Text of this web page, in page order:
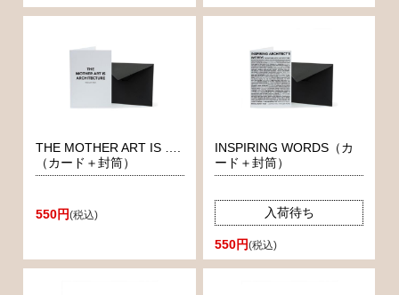
THE MOTHER ART IS ….
（カード＋封筒）
550円(税込)
INSPIRING WORDS（カ
ード＋封筒）
入荷待ち
550円(税込)